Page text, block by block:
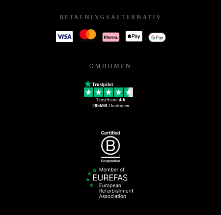
BETALNINGSALTERNATIV
OMDÖMEN
Trustpilot
TrustScore 4.6
205690Omdömen